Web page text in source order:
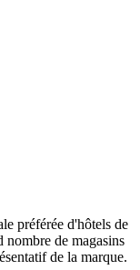
préférée d'hôtels de
nombre de magasins
de la marque.